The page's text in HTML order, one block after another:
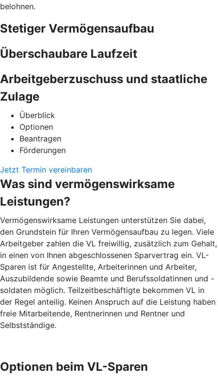
belohnen.
Stetiger Vermögensaufbau
Überschaubare Laufzeit
Arbeitgeberzuschuss und staatliche
Zulage
Überblick
Optionen
Beantragen
Förderungen
Jetzt Termin vereinbaren
Was sind vermögenswirksame
Leistungen?
Vermögenswirksame Leistungen unterstützen Sie dabei,
den Grundstein für Ihren Vermögensaufbau zu legen. Viele
Arbeitgeber zahlen die VL freiwillig, zusätzlich zum Gehalt,
in einen von Ihnen abgeschlossenen Sparvertrag ein. VL-
Sparen ist für Angestellte, Arbeiterinnen und Arbeiter,
Auszubildende sowie Beamte und Berufssoldatinnen und -
soldaten möglich. Teilzeitbeschäftigte bekommen VL in
der Regel anteilig. Keinen Anspruch auf die Leistung haben
freie Mitarbeitende, Rentnerinnen und Rentner und
Selbstständige.
Optionen beim VL-Sparen